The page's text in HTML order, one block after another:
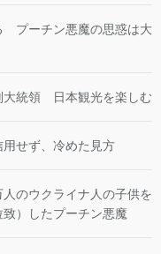
プーチン悪魔の思惑は大
統領 日本観光を楽しむ
せず、冷めた見方
のウクライナ人の子供を
）したプーチン悪魔